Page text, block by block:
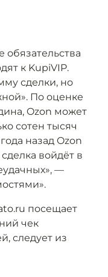
обязательства
к KupiVIP.
сделки, но
По оценке
Ozon может
сотен тысяч
назад Ozon
войдёт в
—
посещает
чек
следует из